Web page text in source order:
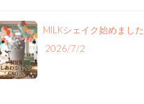
MILKシェイク始めました
2026/7/2